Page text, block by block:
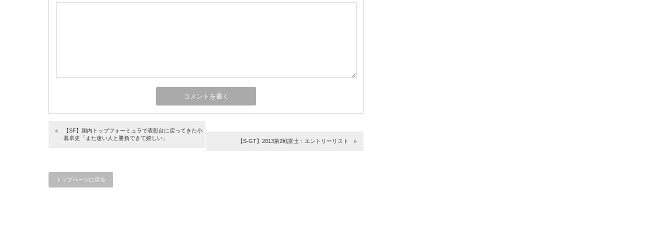
【SF】国内トップフォーミュラで表彰台に戻ってきた小
暮卓史「また速い人と勝負できて嬉しい」
【S-GT】2013第2戦富士：エントリーリスト
トップページに戻る